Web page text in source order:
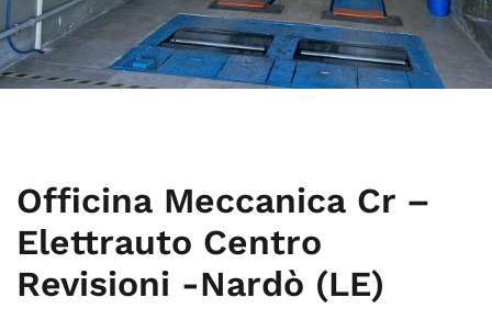
Officina Meccanica Cr –
Elettrauto Centro
Revisioni -Nardò (LE)